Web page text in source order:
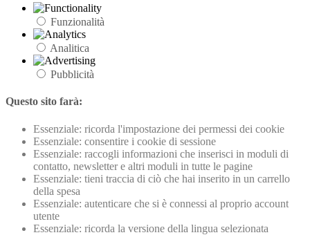
Funzionalità
Analitica
Pubblicità
Questo sito farà:
Essenziale: ricorda l'impostazione dei permessi dei cookie
Essenziale: consentire i cookie di sessione
Essenziale: raccogli informazioni che inserisci in moduli di
contatto, newsletter e altri moduli in tutte le pagine
Essenziale: tieni traccia di ciò che hai inserito in un carrello
della spesa
Essenziale: autenticare che si è connessi al proprio account
utente
Essenziale: ricorda la versione della lingua selezionata